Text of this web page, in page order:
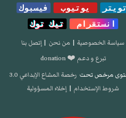
تويتر يوتيوب
فيسبوك
انستقرام
تيك توك
سياسة الخصوصية | من نحن | إتصل بنا
تبرع و دعم ❤️ donation
مرخص تحت رخصة المشاع الإبداعي 3.0
شروط الإستخدام | إخلاء المسؤولية